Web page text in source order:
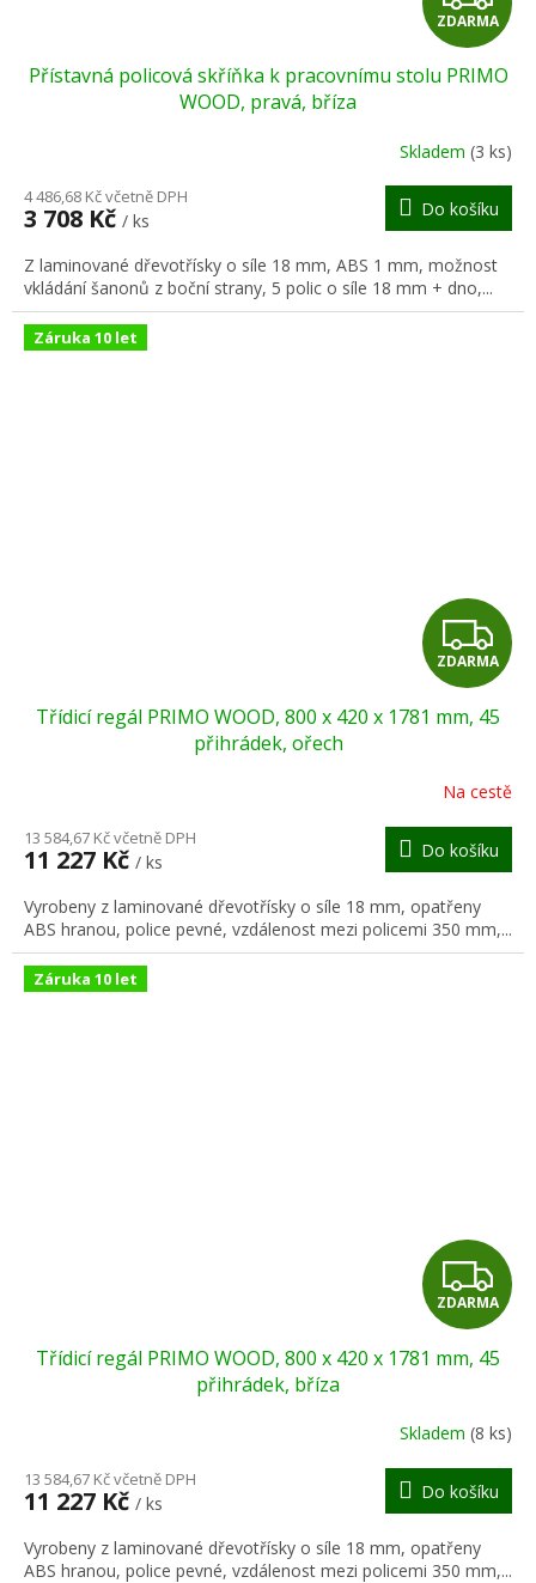
D
A
R
M
A
ZDARMA
Přístavná policová skříňka k pracovnímu stolu PRIMO
WOOD, pravá, bříza
Skladem (3 ks)
4 486,68 Kč včetně DPH
3 708 Kč / ks
Do košíku
Z laminované dřevotřísky o síle 18 mm, ABS 1 mm, možnost
vkládání šanonů z boční strany, 5 polic o síle 18 mm + dno,...
Záruka 10 let
Z
D
A
R
M
A
ZDARMA
Třídicí regál PRIMO WOOD, 800 x 420 x 1781 mm, 45
přihrádek, ořech
Na cestě
13 584,67 Kč včetně DPH
11 227 Kč / ks
Do košíku
Vyrobeny z laminované dřevotřísky o síle 18 mm, opatřeny
ABS hranou, police pevné, vzdálenost mezi policemi 350 mm,...
Záruka 10 let
Z
D
A
R
M
A
ZDARMA
Třídicí regál PRIMO WOOD, 800 x 420 x 1781 mm, 45
přihrádek, bříza
Skladem (8 ks)
13 584,67 Kč včetně DPH
11 227 Kč / ks
Do košíku
Vyrobeny z laminované dřevotřísky o síle 18 mm, opatřeny
ABS hranou, police pevné, vzdálenost mezi policemi 350 mm,...